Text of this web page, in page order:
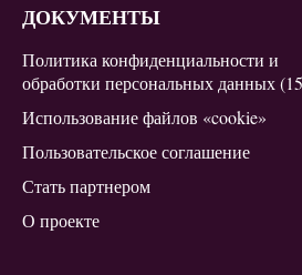
ДОКУМЕНТЫ
Политика конфиденциальности и
обработки персональных данных
Использование файлов «cookie»
Пользовательское соглашение
Стать партнером
О проекте